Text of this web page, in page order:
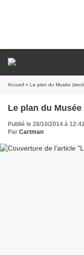
Accueil » Le plan du Musée
Le plan du
Publié le 28/10/2014 à
Par Cartman